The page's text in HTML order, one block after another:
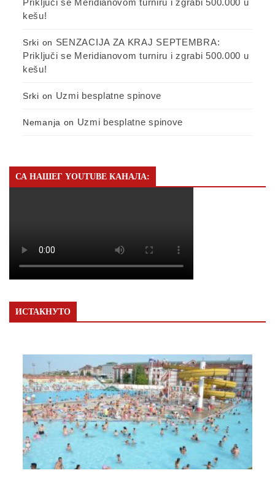
kešu!
Srki on SENZACIJA ZA KRAJ SEPTEMBRA:
Priključi se Meridianovom turniru i zgrabi 500.000 u
kešu!
Srki on Uzmi besplatne spinove
Nemanja on Uzmi besplatne spinove
СА НАШЕГ YOUTUBE КАНАЛА:
ИСТАКНУТО